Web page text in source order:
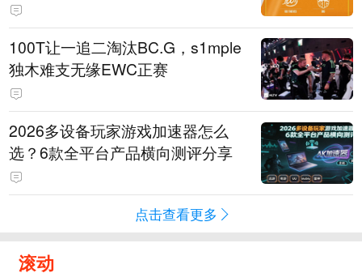
100T让一追二淘汰BC.G，s1mple
独木难支无缘EWC正赛
2026多设备玩家游戏加速器怎么
选？6款全平台产品横向测评分享
点击查看更多
滚动